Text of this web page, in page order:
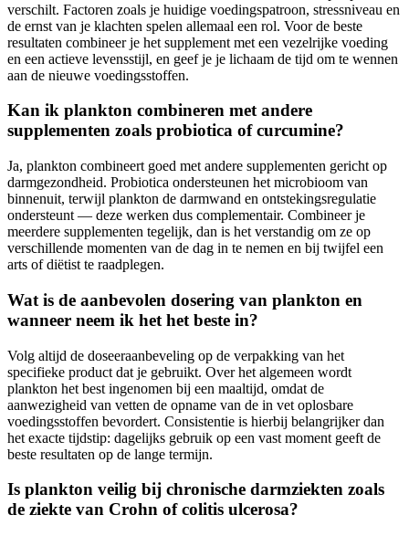
verschilt. Factoren zoals je huidige voedingspatroon, stressniveau en
de ernst van je klachten spelen allemaal een rol. Voor de beste
resultaten combineer je het supplement met een vezelrijke voeding
en een actieve levensstijl, en geef je je lichaam de tijd om te wennen
aan de nieuwe voedingsstoffen.
Kan ik plankton combineren met andere
supplementen zoals probiotica of curcumine?
Ja, plankton combineert goed met andere supplementen gericht op
darmgezondheid. Probiotica ondersteunen het microbioom van
binnenuit, terwijl plankton de darmwand en ontstekingsregulatie
ondersteunt — deze werken dus complementair. Combineer je
meerdere supplementen tegelijk, dan is het verstandig om ze op
verschillende momenten van de dag in te nemen en bij twijfel een
arts of diëtist te raadplegen.
Wat is de aanbevolen dosering van plankton en
wanneer neem ik het het beste in?
Volg altijd de doseeraanbeveling op de verpakking van het
specifieke product dat je gebruikt. Over het algemeen wordt
plankton het best ingenomen bij een maaltijd, omdat de
aanwezigheid van vetten de opname van de in vet oplosbare
voedingsstoffen bevordert. Consistentie is hierbij belangrijker dan
het exacte tijdstip: dagelijks gebruik op een vast moment geeft de
beste resultaten op de lange termijn.
Is plankton veilig bij chronische darmziekten zoals
de ziekte van Crohn of colitis ulcerosa?